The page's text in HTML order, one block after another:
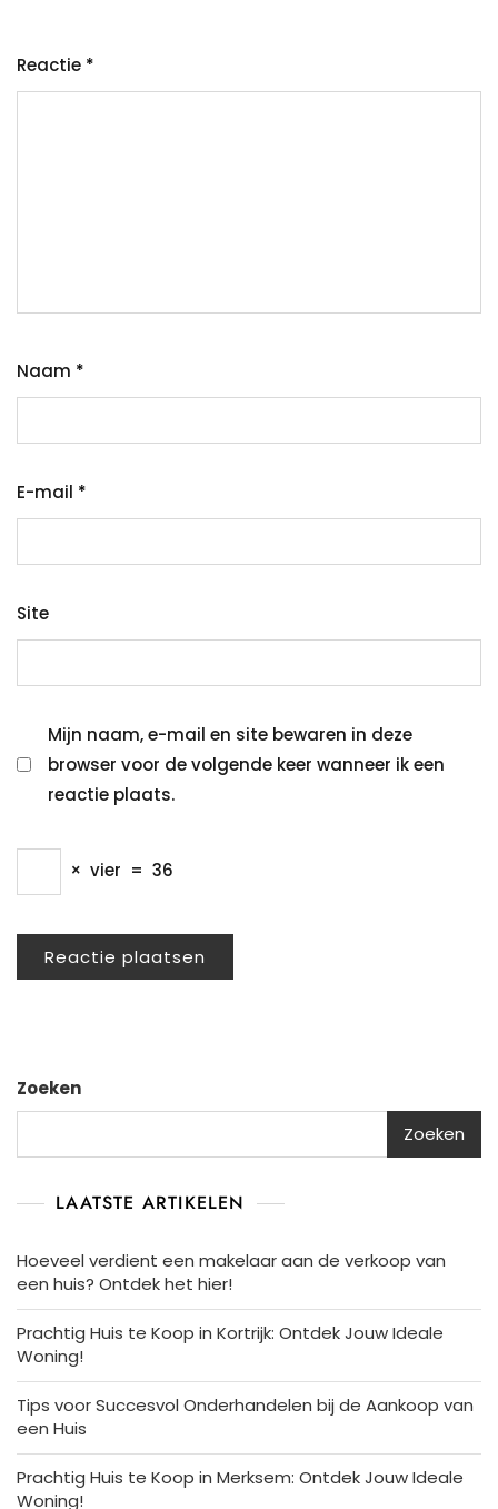
Reactie *
Naam *
E-mail *
Site
Mijn naam, e-mail en site bewaren in deze
browser voor de volgende keer wanneer ik een
reactie plaats.
× vier = 36
Zoeken
Zoeken
LAATSTE ARTIKELEN
Hoeveel verdient een makelaar aan de verkoop van
een huis? Ontdek het hier!
Prachtig Huis te Koop in Kortrijk: Ontdek Jouw Ideale
Woning!
Tips voor Succesvol Onderhandelen bij de Aankoop van
een Huis
Prachtig Huis te Koop in Merksem: Ontdek Jouw Ideale
Woning!